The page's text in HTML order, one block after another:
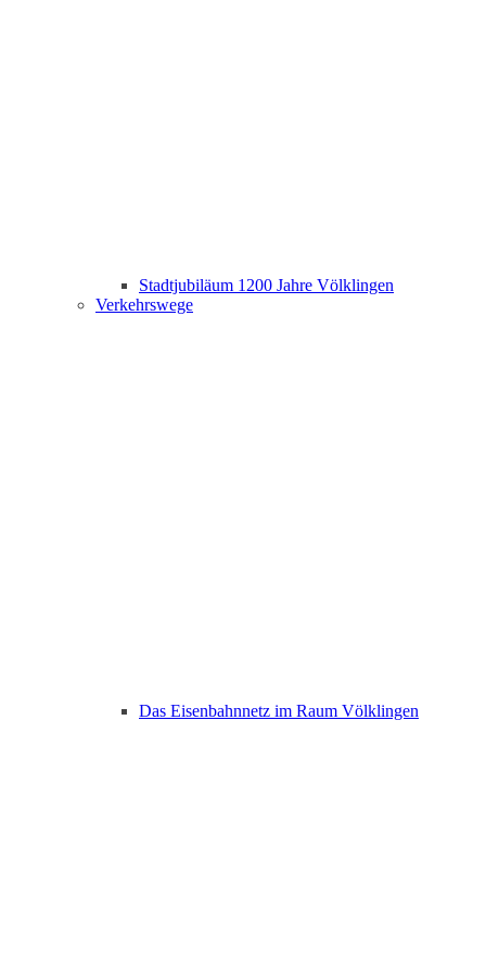
Stadtjubiläum 1200 Jahre Völklingen
Verkehrswege
Das Eisenbahnnetz im Raum Völklingen